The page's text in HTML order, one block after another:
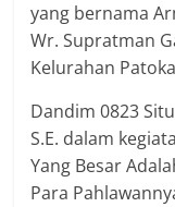
yang bernama
Wr. Supratman
Kelurahan
Dandim 0823
S.E. dalam
Yang Besar
Para